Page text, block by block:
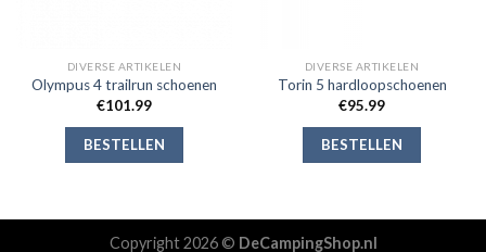
DIVERSE ARTIKELEN
Olympus 4 trailrun schoenen
€101.99
BESTELLEN
DIVERSE ARTIKELEN
Torin 5 hardloopschoenen
€95.99
BESTELLEN
Copyright 2026 © DeCampingShop.nl